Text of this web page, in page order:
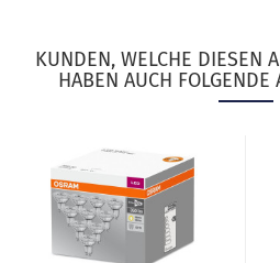
KUNDEN, WELCHE DIESEN
HABEN AUCH FOLGENDE